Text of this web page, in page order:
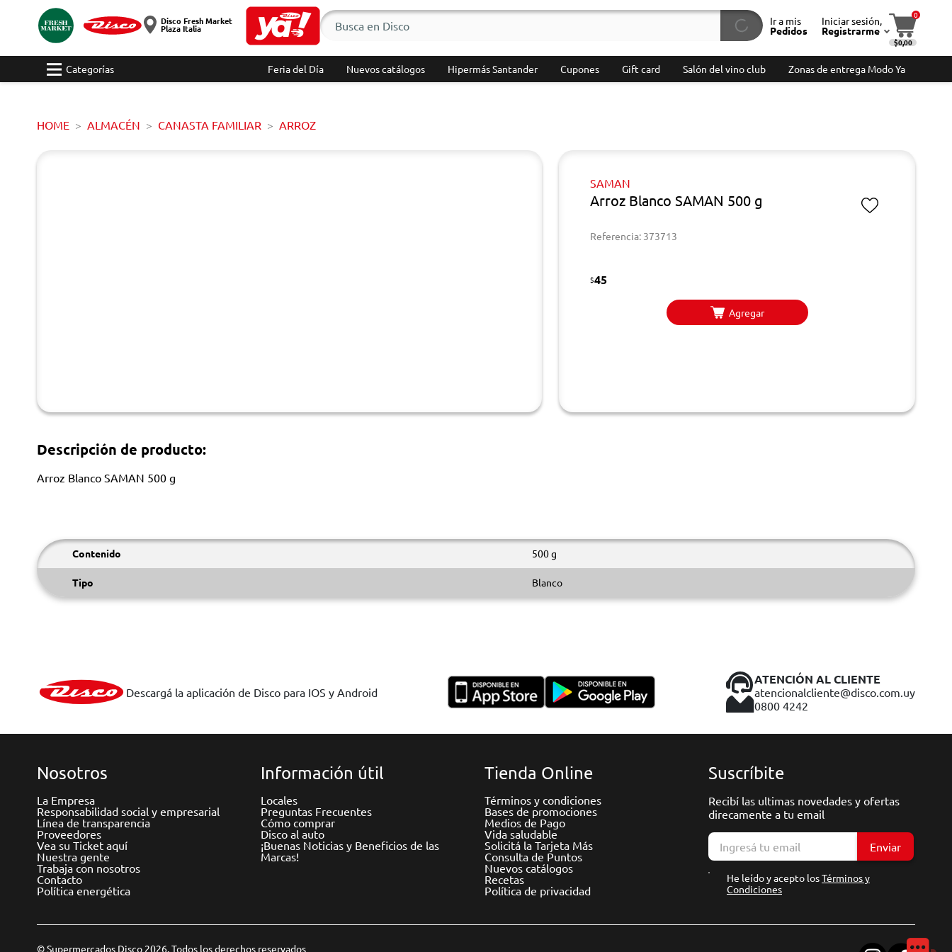
Disco Fresh Market
Plaza Italia
Ir a mis
Pedidos
Iniciar sesión,
Registrarme
0
$0,00
Categorías Feria del Día Nuevos catálogos Hipermás Santander Cupones Gift card Salón del vino club Zonas de entrega Modo Ya
HOME ALMACÉN CANASTA FAMILIAR ARROZ
SAMAN
Arroz Blanco SAMAN 500 g
Referencia: 373713
$45
Agregar
Descripción de producto:
Arroz Blanco SAMAN 500 g
Contenido 500 g
Tipo Blanco
Descargá la aplicación de Disco para IOS y Android
ATENCIÓN AL CLIENTE
atencionalcliente@disco.com.uy
0800 4242
Nosotros
La Empresa
Responsabilidad social y empresarial
Línea de transparencia
Proveedores
Vea su Ticket aquí
Nuestra gente
Trabaja con nosotros
Contacto
Política energética
Información útil
Locales
Preguntas Frecuentes
Cómo comprar
Disco al auto
¡Buenas Noticias y Beneficios de las
Marcas!
Tienda Online
Términos y condiciones
Bases de promociones
Medios de Pago
Vida saludable
Solicitá la Tarjeta Más
Consulta de Puntos
Nuevos catálogos
Recetas
Política de privacidad
Suscríbite
Recibí las ultimas novedades y ofertas
direcamente a tu email
Enviar
He leído y acepto losTérminos y
Condiciones
© Supermercados Disco 2026. Todos los derechos reservados